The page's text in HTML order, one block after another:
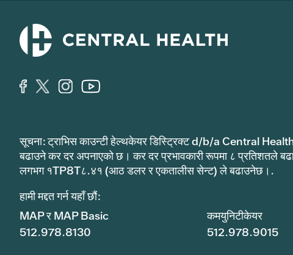
सूचना: ट्राभिस काउन्टी हेल्थकेयर डिस्ट्रिक्ट d/b/a Central Health
बढाउने कर दर अपनाएको छ। कर दर प्रभावकारी रूपमा ८ प्रतिशतले
लगभग १TP8T८.४१ (आठ डलर र एकतालीस सेन्ट) ले बढाउनेछ।.
हामी मद्दत गर्न यहाँ छौं:
MAP र MAP Basic
512.978.8130
कमयुनिटीकेयर
512.978.9015